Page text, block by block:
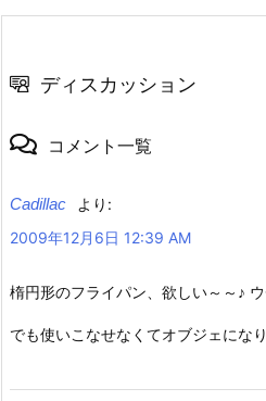
ディスカッション
コメント一覧
Cadillac
より:
2009年12月6日 12:39 AM
楕円形のフライパン、欲しい～～♪
でも使いこなせなくてオブジェにな